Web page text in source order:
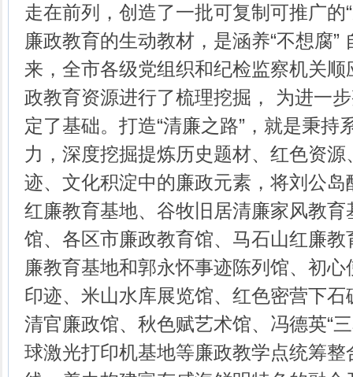
走在前列，创造了一批可复制可推广的
廉政教育的生动教材，是涵养“不想腐”
来，全市各级党组织和纪检监察机关
政教育资源进行了梳理挖掘， 为进一
定了基础。打造“清廉之路”，就是秉持
力，深度挖掘提炼历史题材、红色资
迹、文化积淀中的廉政元素，将刘公
红廉教育基地、谷牧旧居清廉家风教
馆、各区市廉政教育馆、马石山红廉
廉教育基地和郭永怀事迹陈列馆、初
印迹、米山水库展览馆、红色密营下
清官廉政馆、秋色赋艺术馆、冯德英“
球激光打印机基地等廉政教学点统筹